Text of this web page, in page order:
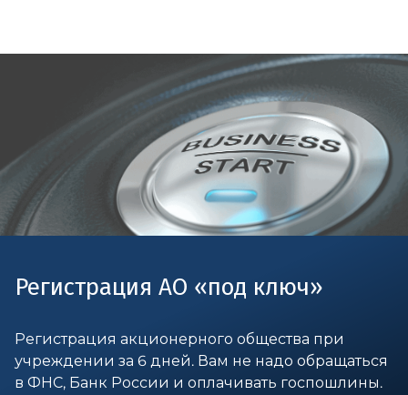
Регистрация АО «под ключ»
Регистрация акционерного общества при
учреждении за 6 дней. Вам не надо обращаться
в ФНС, Банк России и оплачивать госпошлины.